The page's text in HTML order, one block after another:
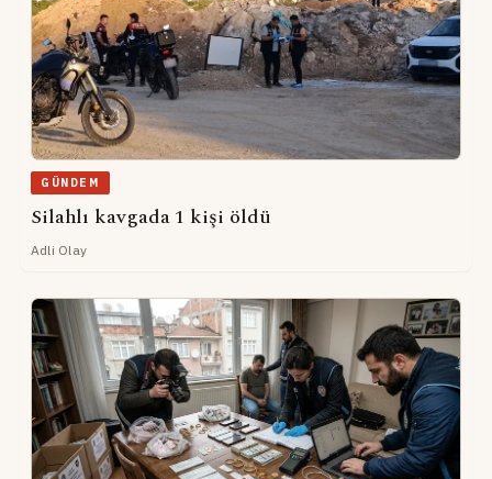
GÜNDEM
Silahlı kavgada 1 kişi öldü
Adli Olay